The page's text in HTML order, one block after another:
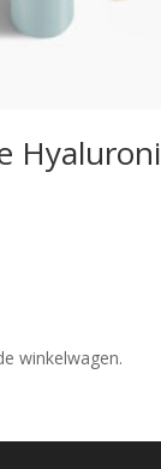
winkelwagen.